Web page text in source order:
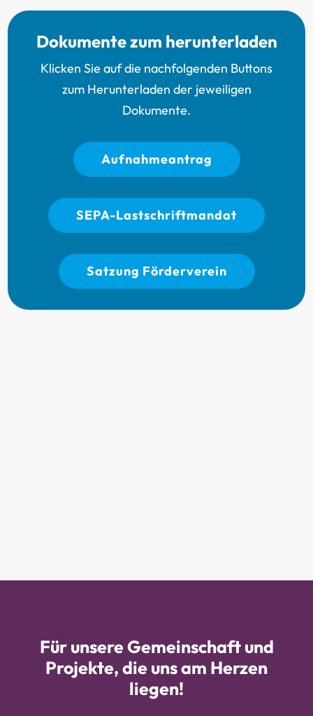
Dokumente zum herunterladen
Klicken Sie auf die nachfolgenden Buttons
zum Herunterladen der jeweiligen
Dokumente.
Aufnahmeantrag
SEPA-Lastschriftmandat
Satzung Förderverein
Für unsere Gemeinschaft und
Projekte, die uns am Herzen
liegen!